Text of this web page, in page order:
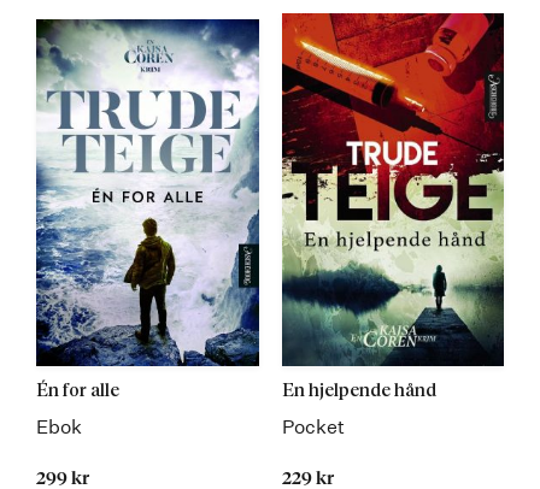
Én for alle
Ebok
299 kr
En hjelpende hånd
Pocket
229 kr